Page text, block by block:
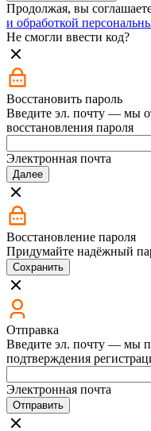
Продолжая, вы
и обработкой
Не смогли ввести код?
Восстановить пароль
Введите эл. почту — мы
восстановления пароля
Электронная почта
Далее
Восстановление пароля
Придумайте надёжный
Сохранить
Отправка
Введите эл. почту — мы
подтверждения
Электронная почта
Отправить